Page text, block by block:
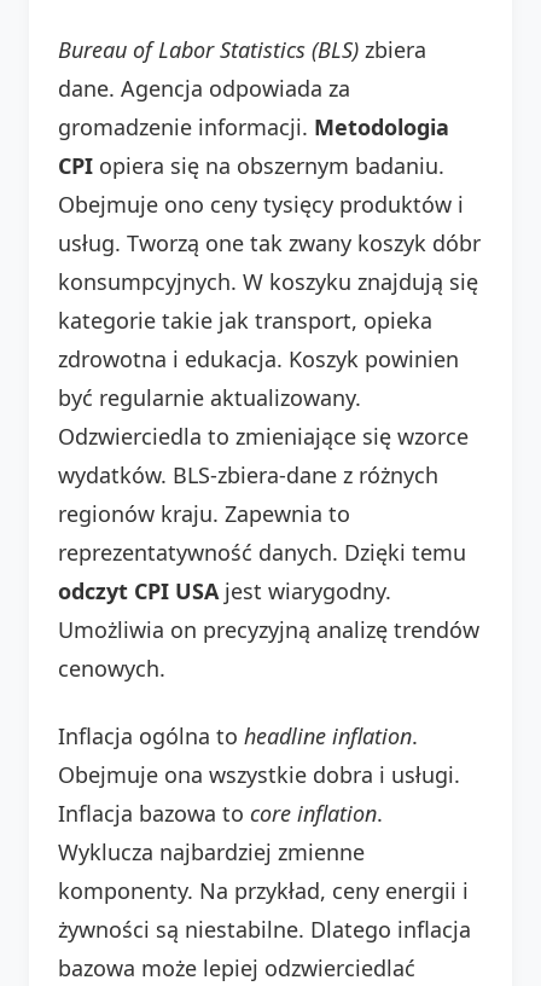
Bureau of Labor Statistics (BLS) zbiera
dane. Agencja odpowiada za
gromadzenie informacji. Metodologia
CPI opiera się na obszernym badaniu.
Obejmuje ono ceny tysięcy produktów i
usług. Tworzą one tak zwany koszyk dóbr
konsumpcyjnych. W koszyku znajdują się
kategorie takie jak transport, opieka
zdrowotna i edukacja. Koszyk powinien
być regularnie aktualizowany.
Odzwierciedla to zmieniające się wzorce
wydatków. BLS-zbiera-dane z różnych
regionów kraju. Zapewnia to
reprezentatywność danych. Dzięki temu
odczyt CPI USA jest wiarygodny.
Umożliwia on precyzyjną analizę trendów
cenowych.
Inflacja ogólna to headline inflation.
Obejmuje ona wszystkie dobra i usługi.
Inflacja bazowa to core inflation.
Wyklucza najbardziej zmienne
komponenty. Na przykład, ceny energii i
żywności są niestabilne. Dlatego inflacja
bazowa może lepiej odzwierciedlać